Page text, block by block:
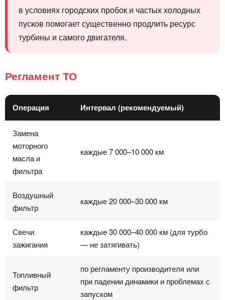
в условиях городских пробок и частых холодных
пусков помогает существенно продлить ресурс
турбины и самого двигателя.
Регламент ТО
Операция Интервал (рекомендуемый)
Замена
моторного
масла и
фильтра
каждые 7 000–10 000 км
Воздушный
фильтр
каждые 20 000–30 000 км
Свечи
зажигания
каждые 30 000–40 000 км (для турбо
— не затягивать)
Топливный
фильтр
по регламенту производителя или
при падении динамики и проблемах с
запуском